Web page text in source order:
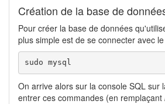
Création de la base de
Pour créer la base de données
plus simple est de se connecter avec
sudo mysql
On arrive alors sur la console SQL sur
entrer ces commandes (en remplaçant